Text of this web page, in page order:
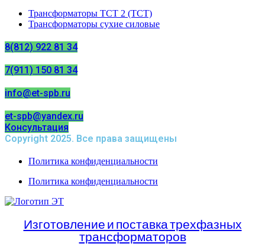
Трансформаторы ТСТ 2 (ТСТ)
Трансформаторы сухие силовые
8(812) 922 81 34
7(911) 150 81 34
info@et-spb.ru
et-spb@yandex.ru
Консультация
Copyright 2025. Все права защищены
Политика конфиденциальности
Политика конфиденциальности
Изготовление и поставка трехфазных
трансформаторов